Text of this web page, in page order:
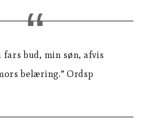
fars bud, min søn, afvis
belæring.” Ordsp